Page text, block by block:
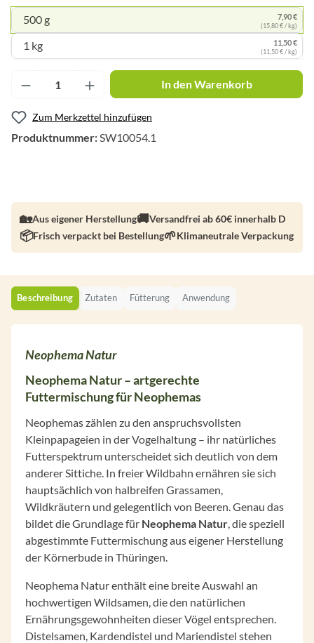
500 g
7,90 €
(15,80 € / kg)
1 kg 11,50 €
(11,50 € / kg)
Produkt Anzahl: Gib den gewünschten
In den Warenkorb
Zum Merkzettel hinzufügen
Produktnummer:SW10054.1
Aus eigener Herstellung
Versandfrei ab 60€ innerhalb D
Frisch verpackt bei Bestellung
Klimaneutrale Verpackung
Beschreibung Zutaten Fütterung Anwendung
Neophema Natur
Neophema Natur – artgerechte
Futtermischung für Neophemas
Neophemas zählen zu den anspruchsvollsten
Kleinpapageien in der Vogelhaltung – ihr natürliches
Futterspektrum unterscheidet sich deutlich von dem
anderer Sittiche. In freier Wildbahn ernähren sie sich
hauptsächlich von halbreifen Grassamen,
Wildkräutern und gelegentlich von Beeren. Genau das
bildet die Grundlage für Neophema Natur , die speziell
abgestimmte Futtermischung aus eigener Herstellung
der Körnerbude in Thüringen.
Neophema Natur enthält eine breite Auswahl an
hochwertigen Wildsamen, die den natürlichen
Ernährungsgewohnheiten dieser Vögel entsprechen.
Distelsamen, Kardendistel und Mariendistel stehen